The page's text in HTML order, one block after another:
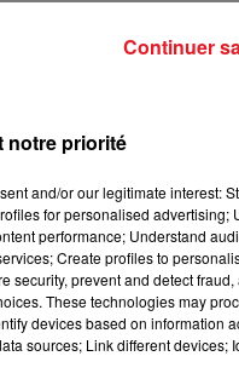
4*) et de son
Calaisien
étoiles au
d’origine
de chambres
jardin potager avec
notre priorité
and/or our legitimate interest:
for personalised advertising;
performance; Understand
Create profiles to
security, prevent and detect fraud,
These technologies may
devices based on information
sources; Link different devices;
Continuer